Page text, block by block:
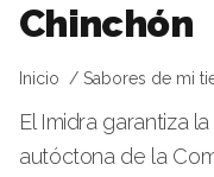
Chinchón
Inicio Sabores de mi
El Imidra garantiza
autóctona de la